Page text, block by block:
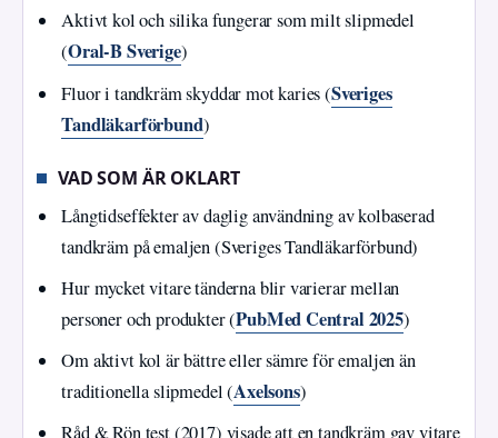
Aktivt kol och silika fungerar som milt slipmedel
(Oral‑B Sverige)
Fluor i tandkräm skyddar mot karies (Sveriges
Tandläkarförbund)
VAD SOM ÄR OKLART
Långtidseffekter av daglig användning av kolbaserad
tandkräm på emaljen (Sveriges Tandläkarförbund)
Hur mycket vitare tänderna blir varierar mellan
personer och produkter (PubMed Central 2025)
Om aktivt kol är bättre eller sämre för emaljen än
traditionella slipmedel (Axelsons)
Råd & Rön test (2017) visade att en tandkräm gav vitare